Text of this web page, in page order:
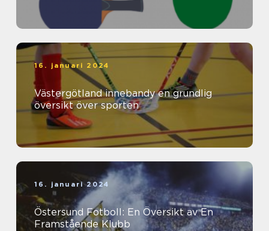
16. januari 2024
Västergötland innebandy en grundlig
översikt över sporten
16. januari 2024
Östersund Fotboll: En Översikt av En
Framstående Klubb